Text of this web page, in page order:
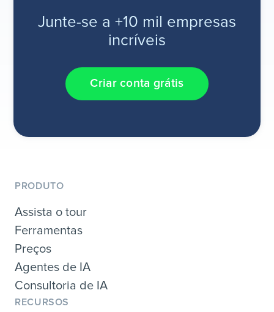
Junte-se a +10 mil empresas
incríveis
Criar conta grátis
PRODUTO
Assista o tour
Ferramentas
Preços
Agentes de IA
Consultoria de IA
RECURSOS